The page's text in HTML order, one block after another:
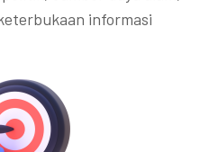
informasi